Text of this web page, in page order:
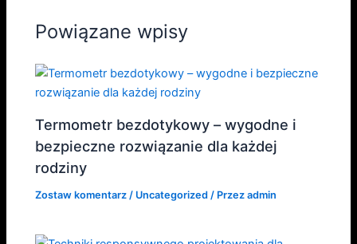
Powiązane wpisy
Termometr bezdotykowy – wygodne i
bezpieczne rozwiązanie dla każdej
rodziny
Zostaw komentarz / Uncategorized / Przezadmin